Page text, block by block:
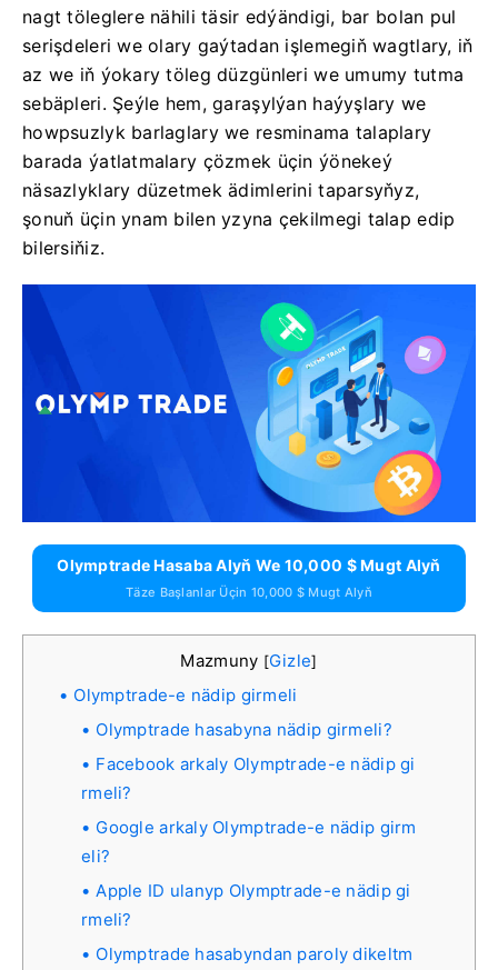
nagt töleglere nähili täsir edýändigi, bar bolan pul
serişdeleri we olary gaýtadan işlemegiň wagtlary, iň
az we iň ýokary töleg düzgünleri we umumy tutma
sebäpleri. Şeýle hem, garaşylýan haýyşlary we
howpsuzlyk barlaglary we resminama talaplary
barada ýatlatmalary çözmek üçin ýönekeý
näsazlyklary düzetmek ädimlerini taparsyňyz,
şonuň üçin ynam bilen yzyna çekilmegi talap edip
bilersiňiz.
Olymptrade Hasaba Alyň We 10,000 $ Mugt Alyň
Täze Başlanlar Üçin 10,000 $ Mugt Alyň
Mazmuny [Gizle]
Olymptrade-e nädip girmeli
Olymptrade hasabyna nädip girmeli?
Facebook arkaly Olymptrade-e nädip gi
rmeli?
Google arkaly Olymptrade-e nädip girm
eli?
Apple ID ulanyp Olymptrade-e nädip gi
rmeli?
Olymptrade hasabyndan paroly dikeltm